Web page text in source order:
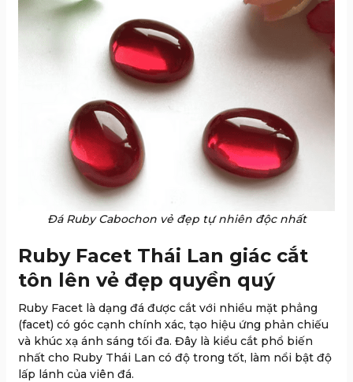
Đá Ruby Cabochon vẻ đẹp tự nhiên độc nhất
Ruby Facet Thái Lan giác cắt
tôn lên vẻ đẹp quyền quý
Ruby Facet là dạng đá được cắt với nhiều mặt phẳng
(facet) có góc cạnh chính xác, tạo hiệu ứng phản chiếu
và khúc xạ ánh sáng tối đa. Đây là kiểu cắt phổ biến
nhất cho Ruby Thái Lan có độ trong tốt, làm nổi bật độ
lấp lánh của viên đá.